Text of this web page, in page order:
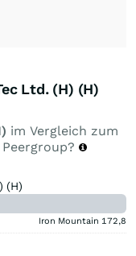
Ltd. (H) (H)
im Vergleich zum
(H)
Iron Mountain 172,8